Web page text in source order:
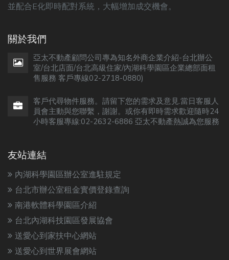
並配合E化即時配對系統，大幅增加成交機會。
關於我們
亞太不動產顧問公司專為知名外商企業介紹-台北辦公
室/台北店面/台北高級住家/內湖科學園區企業總部面租
售服務 客戶專線02-2718-0880)
客戶代尋物件服務。請留下您的需求及意見.當日客服人
員會主動與您聯繫，謝謝。或你有即時需求歡迎隨時24
小時客服專線:02-2632-6886 亞太不動產熱誠為您服務
友站連結
內湖科學園區辦公室進駐規定
台北市辦公室租金實價登錄查詢
南港軟體科學園區介紹
台北內湖科技園區發展協會
送愛心到家扶中心網站
送愛心到世界展會網站